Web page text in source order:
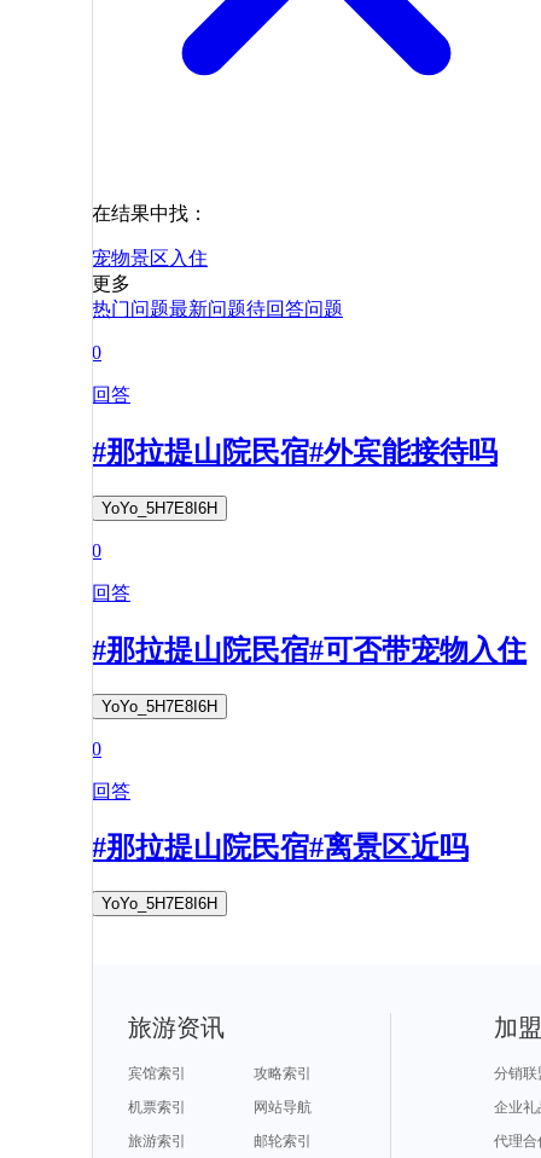
在结果中找：
宠物景区 入住
更多
热门问题最新问题待回答问题
0
回答
#那拉提山院民宿#外宾能接待吗
YoYo_5H7E8I6H
0
回答
#那拉提山院民宿#可否带宠物入住
YoYo_5H7E8I6H
0
回答
#那拉提山院民宿#离景区近吗
YoYo_5H7E8I6H
旅游资讯
宾馆索引
攻略索引
机票索引
网站导航
旅游索引
邮轮索引
加
分销联
企业礼
代理合